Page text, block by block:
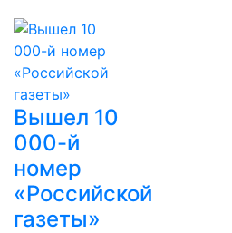
Вышел 10
000-й
номер
«Российской
газеты»